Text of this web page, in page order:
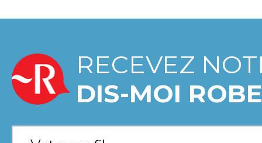
RECEVEZ
DIS-MOI
Votre profil*